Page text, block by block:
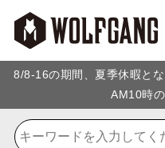
8/8-16の期間、夏季休暇と
AM10時